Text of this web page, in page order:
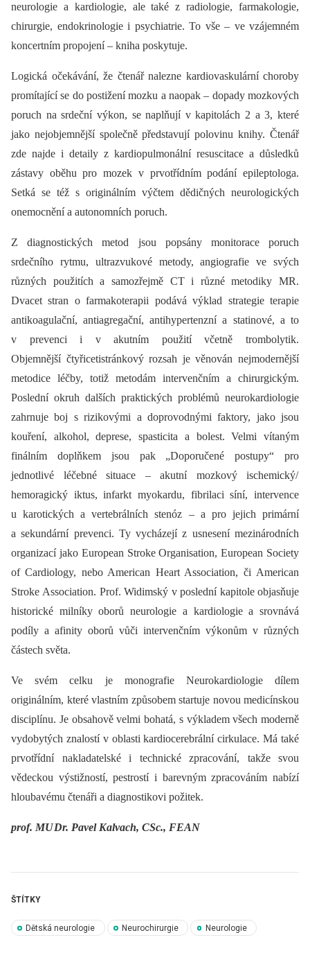
neurologie a kardiologie, ale také z radiologie, farmakologie,
chirurgie, endokrinologie i psychiatrie. To vše –⁠ ve vzájemném
koncertním propojení –⁠ kniha poskytuje.
Logická očekávání, že čtenář nalezne kardiovaskulární choroby
promítající se do postižení mozku a naopak –⁠ dopady mozkových
poruch na srdeční výkon, se naplňují v kapitolách 2 a 3, které
jako nejobjemnější společně představují polovinu knihy. Čtenář
zde najde i detaily z kardiopulmonální resuscitace a důsledků
zástavy oběhu pro mozek v prvotřídním podání epileptologa.
Setká se též s originálním výčtem dědičných neurologických
onemocnění a autonomních poruch.
Z dia­gnostických metod jsou popsány monitorace poruch
srdečního rytmu, ultrazvukové metody, angiografie ve svých
různých použitích a samozřejmě CT i různé metodiky MR.
Dvacet stran o farmakoterapii podává výklad strategie terapie
antikoagulační, antiagregační, antihypertenzní a statinové, a to
v prevenci i v akutním použití včetně trombolytik.
Objemnější čtyřicetistránkový rozsah je věnován nejmodernější
metodice léčby, totiž metodám intervenčním a chirurgickým.
Poslední okruh dalších praktických problémů neurokardiologie
zahrnuje boj s rizikovými a doprovodnými faktory, jako jsou
kouření, alkohol, deprese, spasticita a bolest. Velmi vítaným
finálním doplňkem jsou pak „Doporučené postupy“ pro
jednotlivé léčebné situace –⁠ akutní mozkový ischemický/
hemoragický iktus, infarkt myokardu, fibrilaci síní, intervence
u karotických a vertebrálních stenóz –⁠ a pro jejich primární
a sekundární prevenci. Ty vycházejí z usnesení mezinárodních
organizací jako European Stroke Organisation, European Society
of Cardiology, nebo American Heart Association, či American
Stroke Association. Prof. Widimský v poslední kapitole objasňuje
historické milníky oborů neurologie a kardiologie a srovnává
podíly a afinity oborů vůči intervenčním výkonům v různých
částech světa.
Ve svém celku je monografie Neurokardiologie dílem
originálním, které vlastním způsobem startuje novou medicínskou
disciplínu. Je obsahově velmi bohatá, s výkladem všech moderně
vydobytých znalostí v oblasti kardiocerebrální cirkulace. Má také
prvotřídní nakladatelské i technické zpracování, takže svou
vědeckou výstižností, pestrostí i barevným zpracováním nabízí
hloubavému čtenáři a dia­gnostikovi požitek.
prof. MUDr. Pavel Kalvach, CSc., FEAN
ŠTÍTKY
Dětská neurologie Neurochirurgie Neurologie